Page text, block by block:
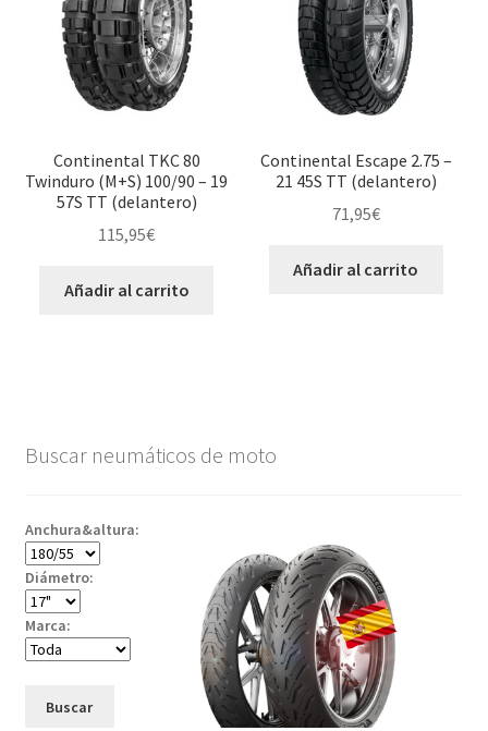
Continental TKC 80
Twinduro (M+S) 100/90 – 19
57S TT (delantero)
115,95€
Añadir al carrito
Continental Escape 2.75 –
21 45S TT (delantero)
71,95€
Añadir al carrito
Buscar neumáticos de moto
Anchura&altura:
Diámetro:
Marca:
Buscar